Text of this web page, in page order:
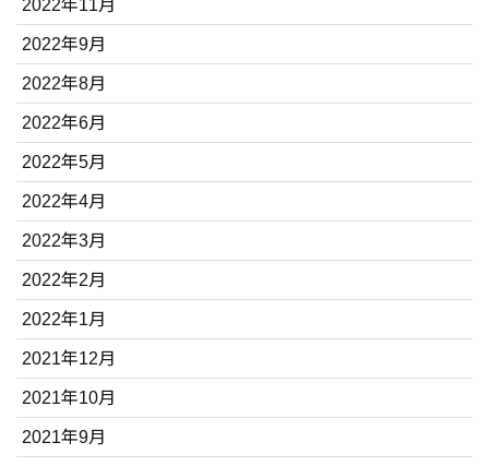
2022年11月
2022年9月
2022年8月
2022年6月
2022年5月
2022年4月
2022年3月
2022年2月
2022年1月
2021年12月
2021年10月
2021年9月